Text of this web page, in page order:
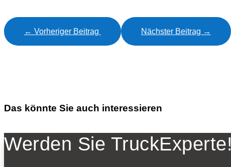
← Vorheriger Beitrag Nächster Beitrag →
Das könnte Sie auch interessieren
Werden Sie TruckExperte!